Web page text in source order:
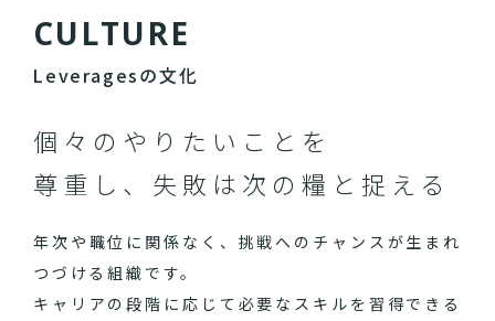
CULTURE
Leveragesの文化
個々のやりたいことを
尊重し、失敗は次の糧と捉える
年次や職位に関係なく、挑戦へのチャンスが生まれ
つづける組織です。
キャリアの段階に応じて必要なスキルを習得できる